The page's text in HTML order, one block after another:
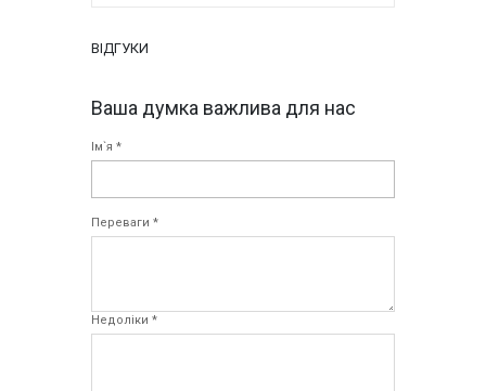
ВІДГУКИ
Ваша думка важлива для нас
Ім`я *
Переваги *
Недоліки *